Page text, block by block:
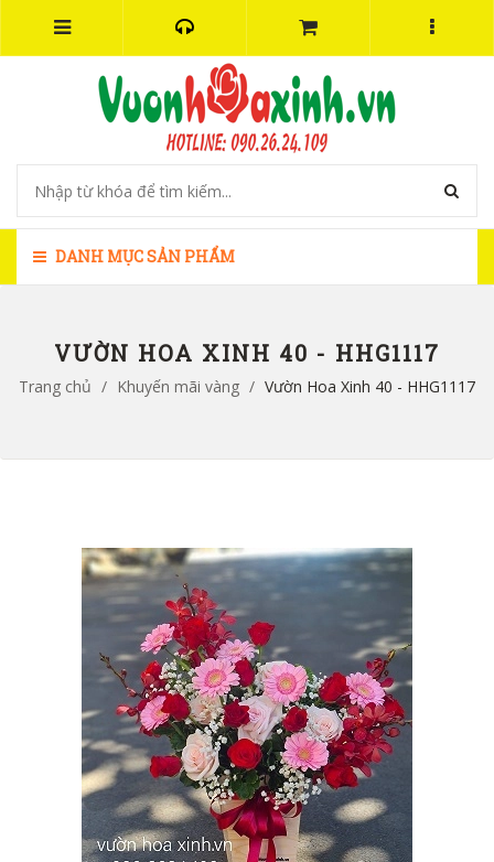
DANH MỤC SẢN PHẨM
VƯỜN HOA XINH 40 - HHG1117
Trang chủ / Khuyến mãi vàng / Vườn Hoa Xinh 40 - HHG1117